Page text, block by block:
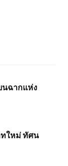
นฉากแห่ง
ทใหม่ ทัศน